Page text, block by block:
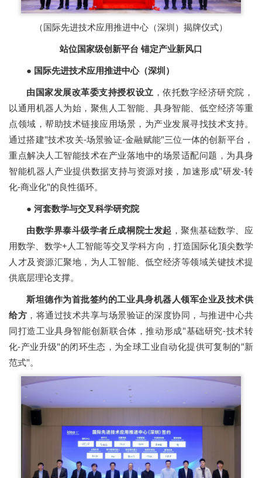
（国际先进技术应用推进中心（深圳）揭牌仪式）
站位国家级创新平台 锚定产业新风口
● 国际先进技术应用推进中心（深圳）
由国家发展改革委支持授权设立 ，依托数字经济研究院，
以通用机器人为始，聚焦人工智能、具身智能、低空经济等重
点领域，帮助技术链接应用场景，为产业发展寻找技术支持。
通过搭建"技术攻关-场景验证-金融赋能"三位一体的创新平台，
重点解决人工智能技术在产业落地中的场景适配问题，为具身
智能机器人产业提供数据支持与资源对接，加速形成"研发-转
化-商业化"的良性循环。
● 河套数学与交叉科学研究院
由数学界泰斗级学者丘成桐院士发起 ，聚焦基础数学、应
用数学、数学+人工智能等交叉学科方向，打造国际化顶尖数学
人才及资源汇聚地，为人工智能、低空经济等领域关键技术提
供底层理论支撑。
斯坦德作为首批签约的工业具身机器人领军企业及技术供
给方 ，将通过技术共享与场景验证的深度协同，与推进中心共
同打造工业具身智能创新联合体，推动形成"基础研究-技术转
化-产业升级"的闭环生态，为全球工业自动化提供可复制的"新
范式"。